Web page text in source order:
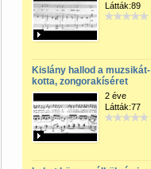
Látták:89
Kislány hallod a muzsikát-
kotta, zongorakíséret
2 éve
Látták:77